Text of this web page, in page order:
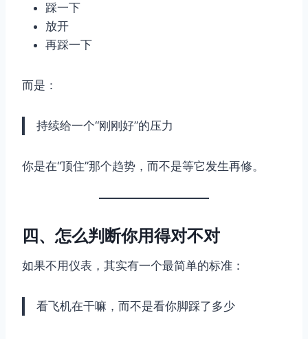
踩一下
放开
再踩一下
而是：
持续给一个“刚刚好”的压力
你是在“顶住”那个趋势，而不是等它发生再修。
四、怎么判断你用得对不对
如果不用仪表，其实有一个最简单的标准：
看飞机在干嘛，而不是看你脚踩了多少